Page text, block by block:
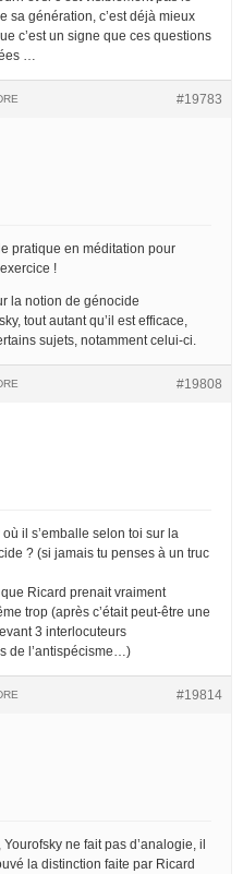
sa génération, c’est déjà mieux
c’est un signe que ces questions
…
#19783
pratique en méditation pour
!
la notion de génocide
tout autant qu’il est efficace,
sujets, notamment celui-ci.
#19808
il s’emballe selon toi sur la
? (si jamais tu penses à un truc
Ricard prenait vraiment
trop (après c’était peut-être une
3 interlocuteurs
de l’antispécisme…)
#19814
ne fait pas d’analogie, il
la distinction faite par Ricard